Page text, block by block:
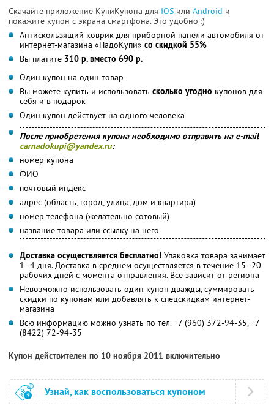
Скачайте приложение КупиКупона для IOS или Android и
покажите купон с экрана смартфона. Это удобно :)
Антискользящий коврик для приборной панели автомобиля от
интернет-магазина «НадоКупи» со скидкой 55%
Вы платите 310 р. вместо 690 р.
Один купон на один товар
Вы можете купить и использовать сколько угодно купонов для
себя и в подарок
Один купон действует на одного человека
После приобретения купона необходимо отправить на e-mail
carnadokupi@yandex.ru:
номер купона
ФИО
почтовый индекс
адрес (область, город, улица, дом и квартира)
номер телефона (желательно сотовый)
название товара или ссылку на него
Доставка осуществляется бесплатно! Упаковка товара занимает
1–4 дня. Доставка в среднем осуществляется в течение 15–20
рабочих дней с момента отправления. Все зависит от региона
Невозможно использовать один купон дважды, суммировать
скидки по купонам или добавлять к спецскидкам интернет-
магазина
Всю информацию можно узнать по тел. +7 (960) 372-94-35, +7
(8422) 72-94-35
Купон действителен по 10 ноября 2011 включительно
Узнай, как воспользоваться купоном